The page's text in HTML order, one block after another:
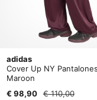
adidas
Cover Up NY Pantalones
Maroon
€ 98,90
€ 110,00